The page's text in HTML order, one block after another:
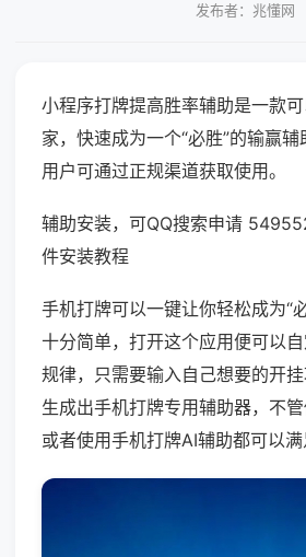
发布者：兆懂网
小程序打牌提高胜率辅助是一款
家，快速成为一个“必胜”的输赢
用户可通过正规渠道获取使用。
辅助安装，可QQ搜索申请
件安装教程
手机打牌可以一键让你轻松成为“
十分简单，打开这个应用便可以
规律，只需要输入自己想要的开
生成出手机打牌专用辅助器，不
或者使用手机打牌AI辅助都可以满